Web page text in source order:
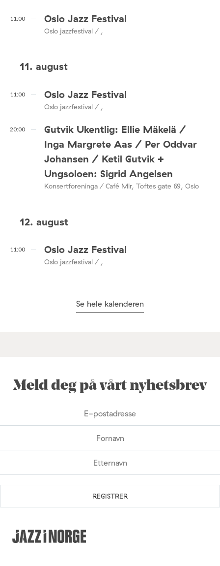
11:00 Oslo Jazz Festival
Oslo jazzfestival / ,
11. august
11:00 Oslo Jazz Festival
Oslo jazzfestival / ,
20:00
Gutvik Ukentlig: Ellie Mäkelä /
Inga Margrete Aas / Per Oddvar
Johansen / Ketil Gutvik +
Ungsoloen: Sigrid Angelsen
Konsertforeninga / Café Mir, Toftes gate 69, Oslo
12. august
11:00 Oslo Jazz Festival
Oslo jazzfestival / ,
Se hele kalenderen
Meld deg på vårt nyhetsbrev